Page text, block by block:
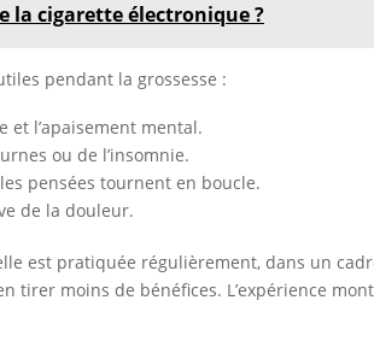
la cigarette électronique ?
pendant la grossesse :
et l’apaisement mental.
ou de l’insomnie.
pensées tournent en boucle.
de la douleur.
est pratiquée régulièrement, dans un
tirer moins de bénéfices. L’expérience